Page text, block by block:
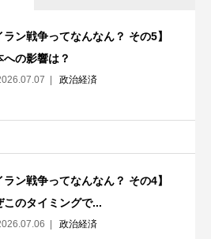
ラン戦争ってなんなん？ その5】
への影響は？
政治経済
ラン戦争ってなんなん？ その4】
このタイミングで...
政治経済